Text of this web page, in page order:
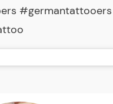
#germantattooers